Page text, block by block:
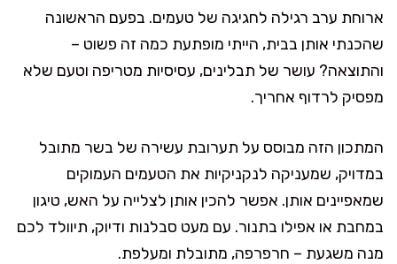
ארוחת ערב רגילה לחגיגה של טעמים. בפעם הראשונה
שהכנתי אותן בבית, הייתי מופתעת כמה זה פשוט –
והתוצאה? עושר של תבלינים, עסיסיות מטריפה וטעם שלא
מפסיק לרדוף אחריך.
המתכון הזה מבוסס על תערובת עשירה של בשר מתובל
במדויק, שמעניקה לנקניקיות את הטעמים העמוקים
שמאפיינים אותן. אפשר להכין אותן לצלייה על האש, טיגון
במחבת או אפילו בתנור. עם מעט סבלנות ודיוק, תיוולד לכם
מנה משגעת – חרפרפה, מתובלת ומעלפת.